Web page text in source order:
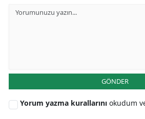
GÖNDER
Yorum yazma kurallarını okudum